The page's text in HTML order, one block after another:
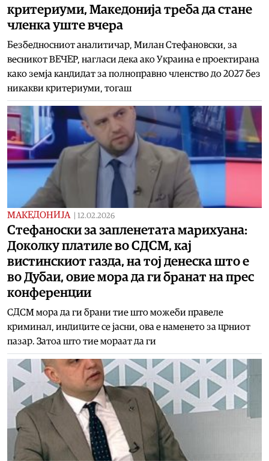
критериуми, Македонија треба да стане
членка уште вчера
Безбедносниот аналитичар, Милан Стефановски, за
весникот ВЕЧЕР, нагласи дека ако Украина е проектирана
како земја кандидат за полноправно членство до 2027 без
никакви критериуми, тогаш
МАКЕДОНИЈА 12.02.2026
Стефаноски за запленетата марихуана:
Доколку платиле во СДСМ, кај
вистинскиот газда, на тој денеска што е
во Дубаи, овие мора да ги бранат на прес
конференции
СДСМ мора да ги брани тие што можеби правеле
криминал, индиците се јасни, ова е наменето за црниот
пазар. Затоа што тие мораат да ги